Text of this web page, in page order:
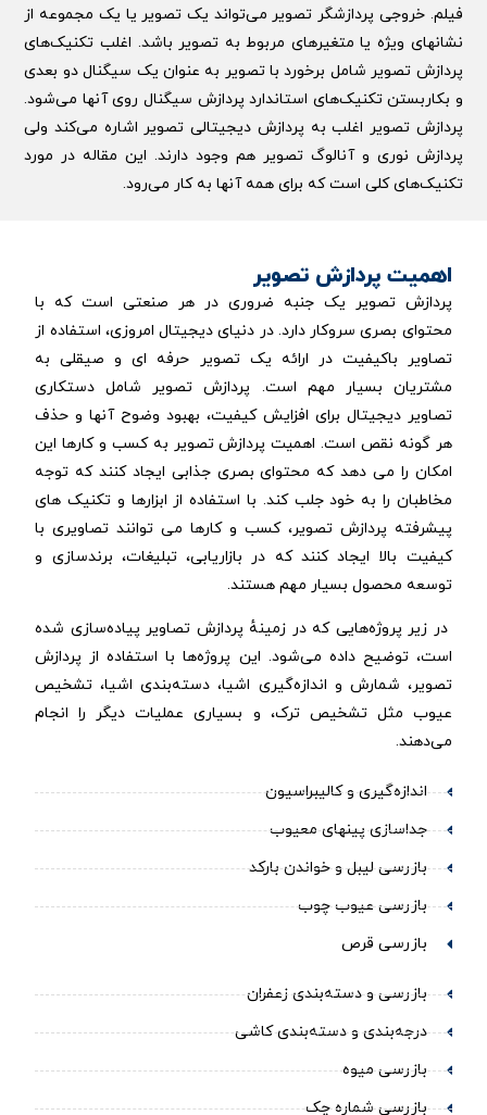
فیلم. خروجی پردازشگر تصویر می‌تواند یک تصویر یا یک مجموعه از
نشانهای ویژه یا متغیرهای مربوط به تصویر باشد. اغلب تکنیک‌های
پردازش تصویر شامل برخورد با تصویر به عنوان یک سیگنال دو بعدی
و بکاربستن تکنیک‌های استاندارد پردازش سیگنال روی آنها می‌شود.
پردازش تصویر اغلب به پردازش دیجیتالی تصویر اشاره می‌کند ولی
پردازش نوری و آنالوگ تصویر هم وجود دارند. این مقاله در مورد
تکنیک‌های کلی است که برای همه آنها به کار می‌رود.
اهمیت پردازش تصویر
پردازش تصویر یک جنبه ضروری در هر صنعتی است که با
محتوای بصری سروکار دارد. در دنیای دیجیتال امروزی، استفاده از
تصاویر باکیفیت در ارائه یک تصویر حرفه ای و صیقلی به
مشتریان بسیار مهم است. پردازش تصویر شامل دستکاری
تصاویر دیجیتال برای افزایش کیفیت، بهبود وضوح آنها و حذف
هر گونه نقص است. اهمیت پردازش تصویر به کسب و کارها این
امکان را می دهد که محتوای بصری جذابی ایجاد کنند که توجه
مخاطبان را به خود جلب کند. با استفاده از ابزارها و تکنیک های
پیشرفته پردازش تصویر، کسب و کارها می توانند تصاویری با
کیفیت بالا ایجاد کنند که در بازاریابی، تبلیغات، برندسازی و
توسعه محصول بسیار مهم هستند.
در زیر پروژه‌هایی که در زمینهٔ پردازش تصاویر پیاده‌سازی شده
است، توضیح داده می‌شود. این پروژه‌ها با استفاده از پردازش
تصویر، شمارش و اندازه‌گیری اشیا، دسته‌بندی اشیا، تشخیص
عیوب مثل تشخیص ترک، و بسیاری عملیات دیگر را انجام
می‌دهند.
اندازه‌گیری و کالیبراسیون
جداسازی پینهای معیوب
بازرسی لیبل و خواندن بارکد
بازرسی عیوب چوب
بازرسی قرص
بازرسی و دسته‌بندی زعفران
درجه‌بندی و دسته‌بندی کاشی
بازرسی میوه
بازرسی شماره چک